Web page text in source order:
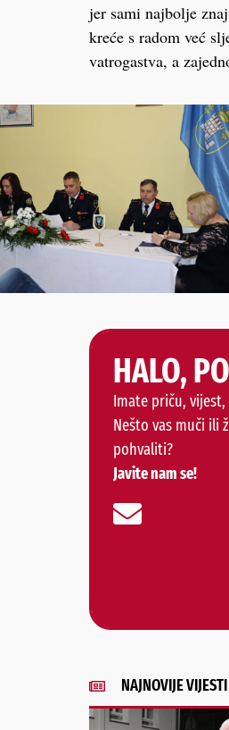
jer sami najbolje
kreće s radom već
vatrogastva, a
HALO,
Imate priču,
Nešto vas muči ili
pohvaliti?
Javite nam se!
NAJNOVIJE VIJESTI